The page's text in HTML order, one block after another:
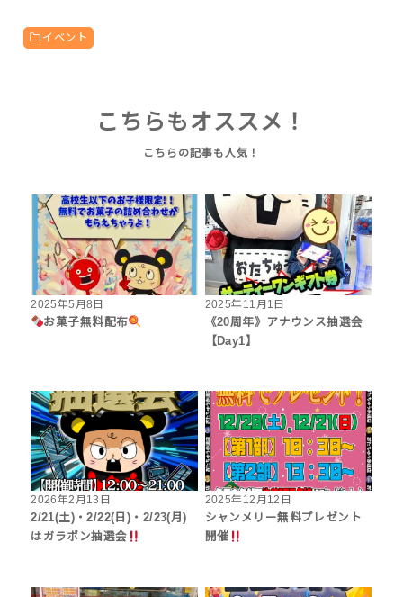
イベント
こちらもオススメ！
2025年5月8日
お菓子無料配布
2025年11月1日
《20周年》アナウンス抽選会
【Day1】
2026年2月13日
2/21(土)・2/22(日)・2/23(月)
はガラポン抽選会
2025年12月12日
シャンメリー無料プレゼント
開催